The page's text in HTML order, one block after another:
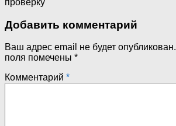
Добавить комментарий
Ваш адрес email не будет опубликован.
поля помечены *
Комментарий *